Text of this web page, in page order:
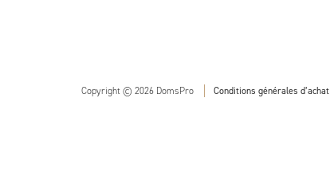
Copyright © 2026 DomsPro Conditions générales d’achat